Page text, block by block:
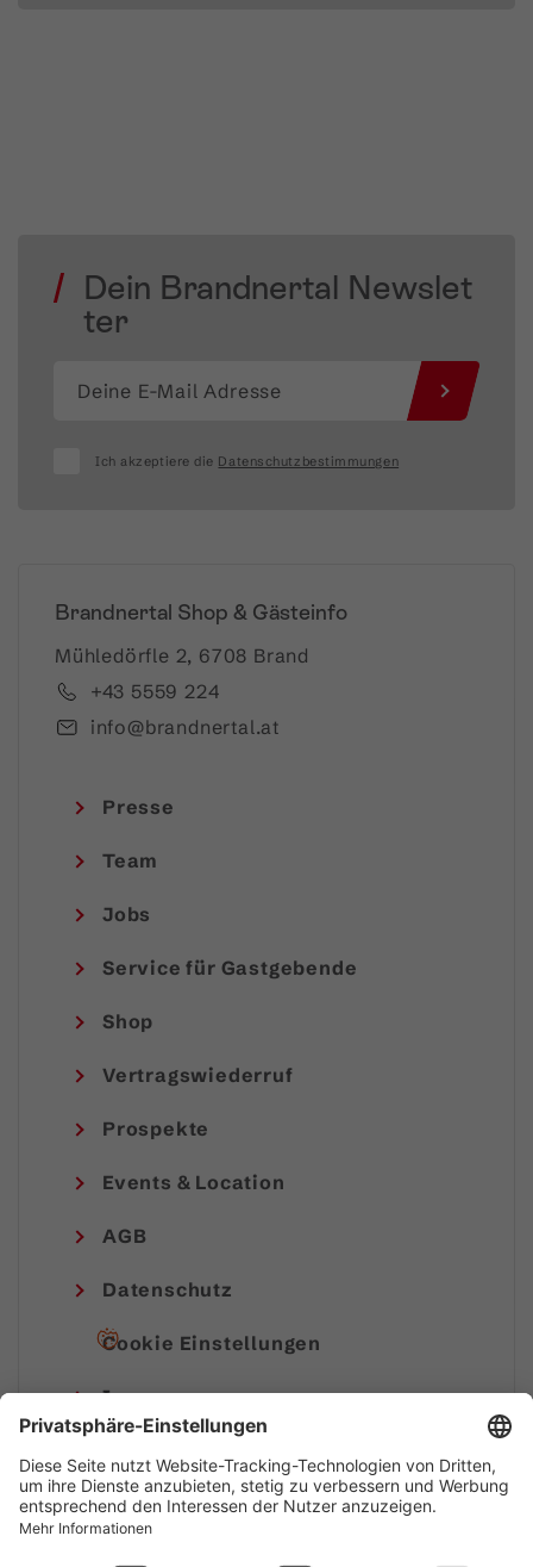
Dein Brandnertal Newslet
ter
Ich akzeptiere die Datenschutzbestimmungen
Brandnertal Shop & Gästeinfo
Mühledörfle 2, 6708 Brand
+43 5559 224
info@brandnertal.at
Presse
Team
Jobs
Service für Gastgebende
Shop
Vertragswiederruf
Prospekte
Events & Location
AGB
Datenschutz
Cookie Einstellungen
Impressum